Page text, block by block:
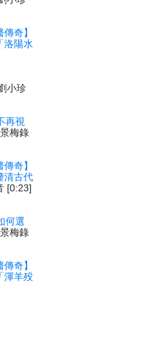
奇】
洛陽水
小珍
再視
景梅錄
奇】
清古代
[0:23]
何選
景梅錄
奇】
渾羊殁